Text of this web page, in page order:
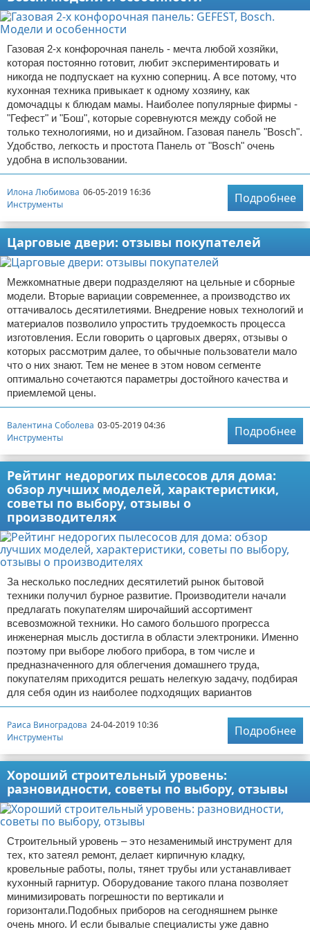
Газовая 2-х конфорочная панель - мечта любой хозяйки,
которая постоянно готовит, любит экспериментировать и
никогда не подпускает на кухню соперниц. А все потому, что
кухонная техника привыкает к одному хозяину, как
домочадцы к блюдам мамы. Наиболее популярные фирмы -
"Гефест" и "Бош", которые соревнуются между собой не
только технологиями, но и дизайном. Газовая панель "Bosch".
Удобство, легкость и простота Панель от "Bosch" очень
удобна в использовании.
Илона Любимова 06-05-2019 16:36
Инструменты
Подробнее
Царговые двери: отзывы покупателей
Межкомнатные двери подразделяют на цельные и сборные
модели. Вторые вариации современнее, а производство их
оттачивалось десятилетиями. Внедрение новых технологий и
материалов позволило упростить трудоемкость процесса
изготовления. Если говорить о царговых дверях, отзывы о
которых рассмотрим далее, то обычные пользователи мало
что о них знают. Тем не менее в этом новом сегменте
оптимально сочетаются параметры достойного качества и
приемлемой цены.
Валентина Соболева 03-05-2019 04:36
Инструменты
Подробнее
Рейтинг недорогих пылесосов для дома:
обзор лучших моделей, характеристики,
советы по выбору, отзывы о
производителях
За несколько последних десятилетий рынок бытовой
техники получил бурное развитие. Производители начали
предлагать покупателям широчайший ассортимент
всевозможной техники. Но самого большого прогресса
инженерная мысль достигла в области электроники. Именно
поэтому при выборе любого прибора, в том числе и
предназначенного для облегчения домашнего труда,
покупателям приходится решать нелегкую задачу, подбирая
для себя один из наиболее подходящих вариантов
Раиса Виноградова 24-04-2019 10:36
Инструменты
Подробнее
Хороший строительный уровень:
разновидности, советы по выбору, отзывы
Строительный уровень – это незаменимый инструмент для
тех, кто затеял ремонт, делает кирпичную кладку,
кровельные работы, полы, тянет трубы или устанавливает
кухонный гарнитур. Оборудование такого плана позволяет
минимизировать погрешности по вертикали и
горизонтали.Подобных приборов на сегодняшнем рынке
очень много. И если бывалые специалисты уже давно